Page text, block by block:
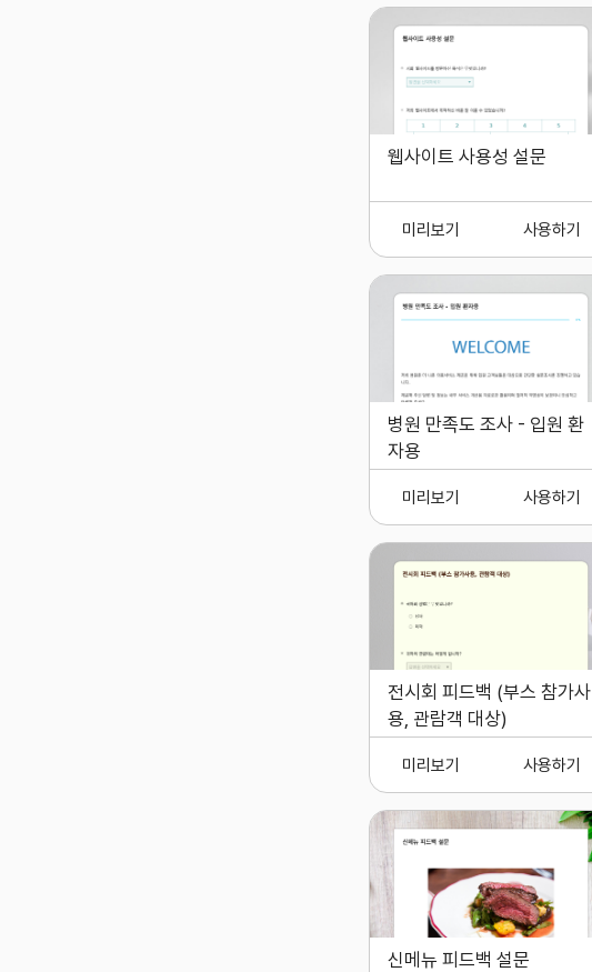
웹사이트 사용성 설문
미리보기 사용하기
병원 만족도 조사 - 입원 환
자용
미리보기 사용하기
전시회 피드백 (부스 참가사
용, 관람객 대상)
미리보기 사용하기
신메뉴 피드백 설문